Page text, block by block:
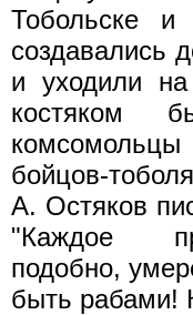
Тобольске и
создавались
и уходили
костяком
бойцов-
А. Остяков
"Каждое
подобно,
быть рабами!